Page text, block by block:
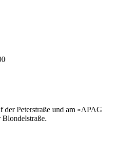
der Peterstraße und am »APAG
Blondelstraße.